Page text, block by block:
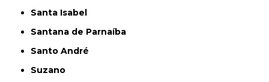
Santa Isabel
Santana de Parnaíba
Santo André
Suzano